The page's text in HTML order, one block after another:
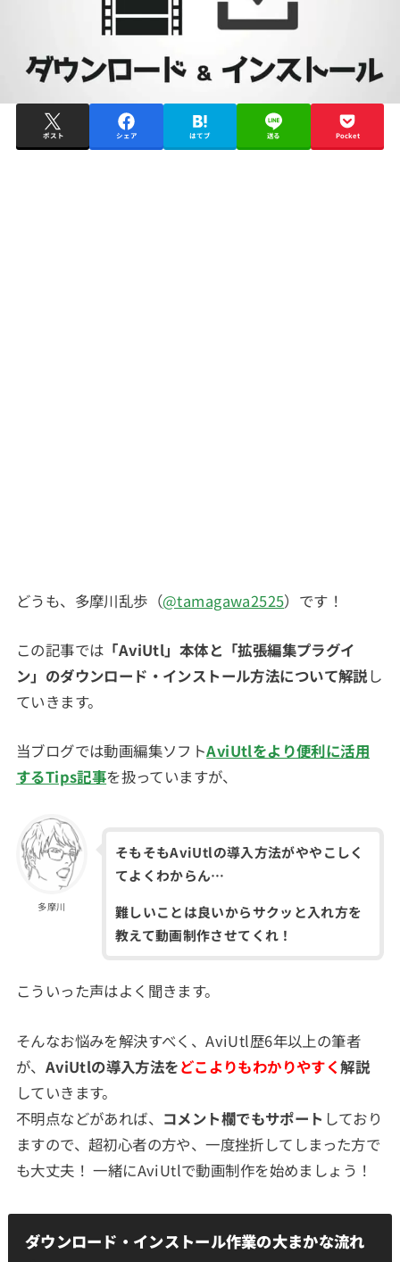
ポスト シェア はてブ 送る Pocket
どうも、多摩川乱歩（@tamagawa2525）です！
この記事では 「AviUtl」本体と「拡張編集プラグイ
ン」のダウンロード・インストール方法について解説し
ていきます。
当ブログでは動画編集ソフトAviUtlをより便利に活用
するTips記事を扱っていますが、
多摩川
そもそもAviUtlの導入方法がややこしく
てよくわからん…
難しいことは良いからサクッと入れ方を
教えて動画制作させてくれ！
こういった声はよく聞きます。
そんなお悩みを解決すべく、AviUtl歴6年以上の筆者
が、 AviUtlの導入方法をどこよりもわかりやすく解説
していきます。
不明点などがあれば、 コメント欄でもサポート しており
ますので、超初心者の方や、一度挫折してしまった方で
も大丈夫！ 一緒にAviUtlで動画制作を始めましょう！
ダウンロード・インストール作業の大まかな流れ